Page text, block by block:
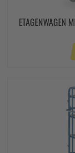
ETAGENWAGEN